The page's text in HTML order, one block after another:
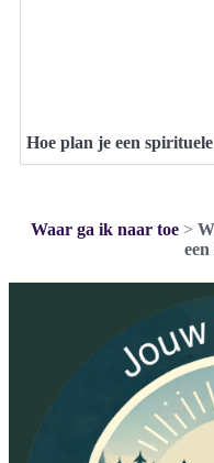
Hoe plan je een
Waar ga ik naar toe>